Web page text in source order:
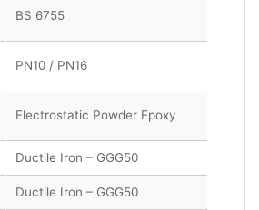
BS 6755
PN10 / PN16
Electrostatic Powder Epoxy
Ductile Iron – GGG50
Ductile Iron – GGG50